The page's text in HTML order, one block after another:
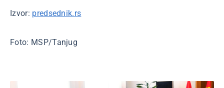
Izvor: predsednik.rs
Foto: MSP/Tanjug